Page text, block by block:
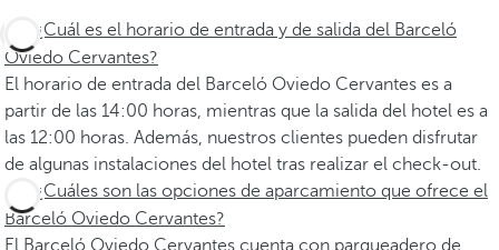
¿Cuál es el horario de entrada y de salida del Barceló
Oviedo Cervantes?
El horario de entrada del Barceló Oviedo Cervantes es a
partir de las 14:00 horas, mientras que la salida del hotel es a
las 12:00 horas. Además, nuestros clientes pueden disfrutar
de algunas instalaciones del hotel tras realizar el check-out.
¿Cuáles son las opciones de aparcamiento que ofrece el
Barceló Oviedo Cervantes?
El Barceló Oviedo Cervantes cuenta con parqueadero de